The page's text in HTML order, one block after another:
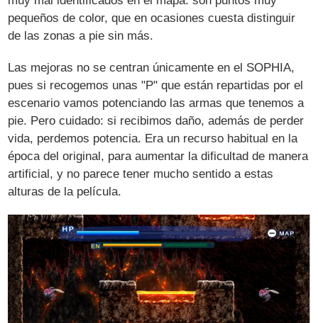
pequeños de color, que en ocasiones cuesta distinguir
de las zonas a pie sin más.
Las mejoras no se centran únicamente en el SOPHIA,
pues si recogemos unas "P" que están repartidas por el
escenario vamos potenciando las armas que tenemos a
pie. Pero cuidado: si recibimos daño, además de perder
vida, perdemos potencia. Era un recurso habitual en la
época del original, para aumentar la dificultad de manera
artificial, y no parece tener mucho sentido a estas
alturas de la película.